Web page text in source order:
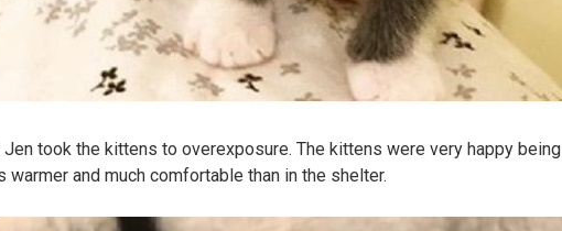
Jen took the kittens to overexposure. The kittens were very happy
warmer and much comfortable than in the shelter.